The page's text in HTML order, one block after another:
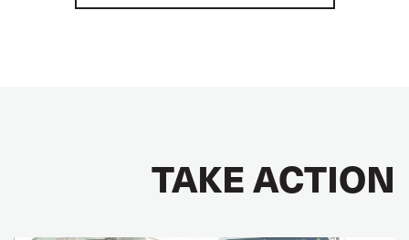
TAKE ACTION